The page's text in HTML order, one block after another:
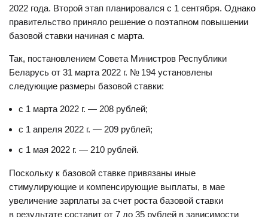
2022 года. Второй этап планировался с 1 сентября. Однако
правительство приняло решение о поэтапном повышении
базовой ставки начиная с марта.
Так, постановлением Совета Министров Республики
Беларусь от 31 марта 2022 г. № 194 установлены
следующие размеры базовой ставки:
с 1 марта 2022 г. — 208 рублей;
с 1 апреля 2022 г. — 209 рублей;
с 1 мая 2022 г. — 210 рублей.
Поскольку к базовой ставке привязаны иные
стимулирующие и компенсирующие выплаты, в мае
увеличение зарплаты за счет роста базовой ставки
в результате составит от 7 до 35 рублей в зависимости